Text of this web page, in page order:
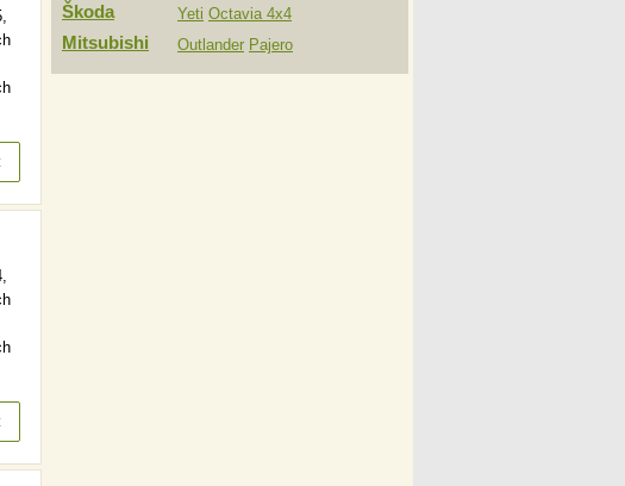
Škoda Yeti Octavia 4x4
Mitsubishi Outlander Pajero